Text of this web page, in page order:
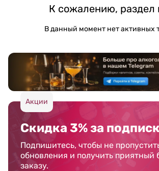
К сожалению, раздел
В данный момент нет активных
Акции
Скидка 3% за
Подпишитесь, чтобы не
обновления и получить приятный
заказу.